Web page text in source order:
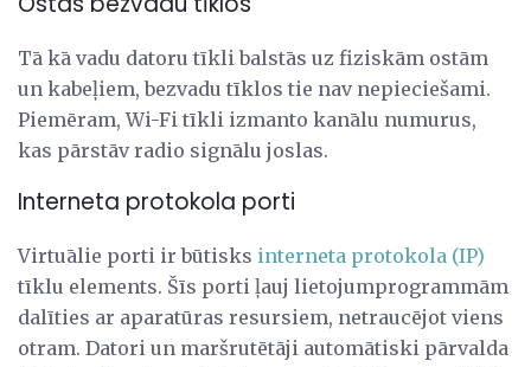
Tā kā vadu datoru tīkli balstās uz fiziskām ostām
un kabeļiem, bezvadu tīklos tie nav nepieciešami.
Piemēram, Wi-Fi tīkli izmanto kanālu numurus,
kas pārstāv radio signālu joslas.
Interneta protokola porti
Virtuālie porti ir būtisks interneta protokola (IP)
tīklu elements. Šīs porti ļauj lietojumprogrammām
dalīties ar aparatūras resursiem, netraucējot viens
otram. Datori un maršrutētāji automātiski pārvalda